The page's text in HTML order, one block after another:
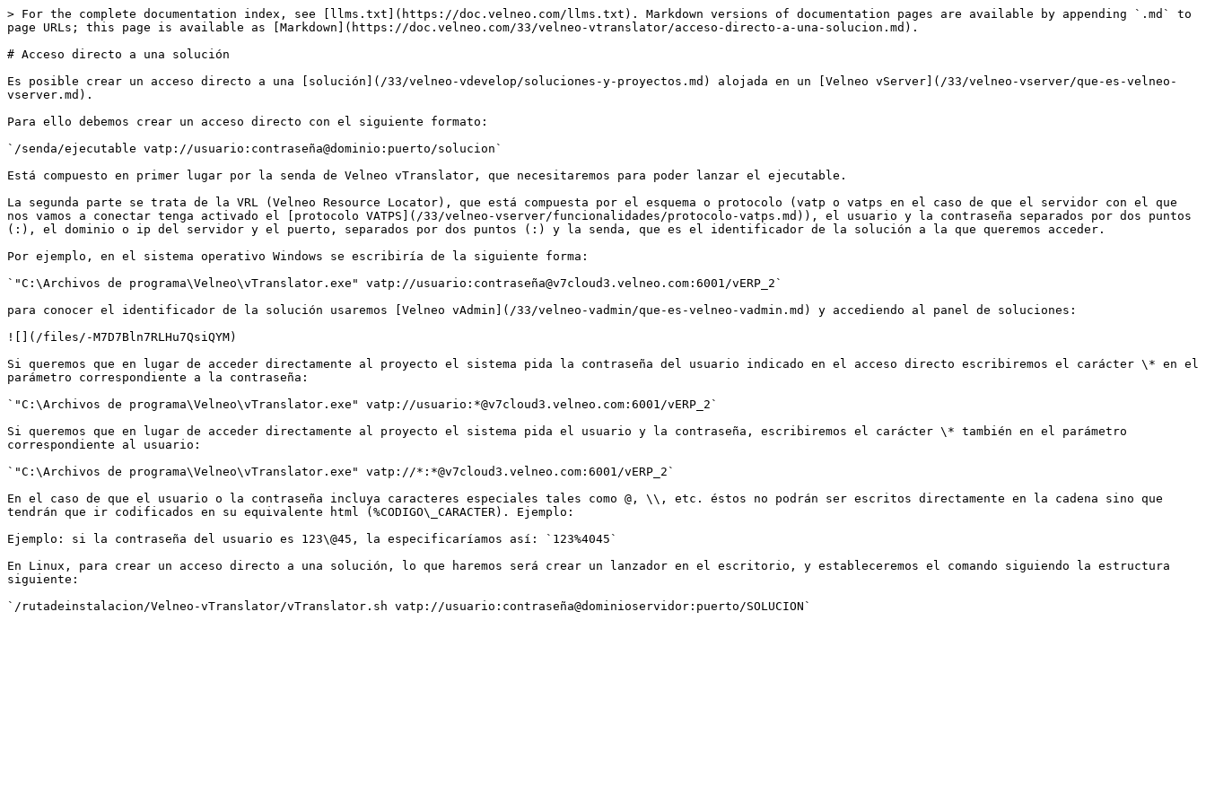
> For the complete documentation index, see [llms.txt](https://doc.velneo.com/llms.txt). Markdown versions of documentation pages are available by appending `.md` to
page URLs; this page is available as [Markdown](https://doc.velneo.com/33/velneo-vtranslator/acceso-directo-a-una-solucion.md).
# Acceso directo a una solución
Es posible crear un acceso directo a una [solución](/33/velneo-vdevelop/soluciones-y-proyectos.md) alojada en un [Velneo vServer](/33/velneo-vserver/que-es-velneo-
vserver.md).
Para ello debemos crear un acceso directo con el siguiente formato:
`/senda/ejecutable vatp://usuario:contraseña@dominio:puerto/solucion`
Está compuesto en primer lugar por la senda de Velneo vTranslator, que necesitaremos para poder lanzar el ejecutable.
La segunda parte se trata de la VRL (Velneo Resource Locator), que está compuesta por el esquema o protocolo (vatp o vatps en el caso de que el servidor con el que
nos vamos a conectar tenga activado el [protocolo VATPS](/33/velneo-vserver/funcionalidades/protocolo-vatps.md)), el usuario y la contraseña separados por dos puntos
(:), el dominio o ip del servidor y el puerto, separados por dos puntos (:) y la senda, que es el identificador de la solución a la que queremos acceder.
Por ejemplo, en el sistema operativo Windows se escribiría de la siguiente forma:
`"C:\Archivos de programa\Velneo\vTranslator.exe" vatp://usuario:contraseña@v7cloud3.velneo.com:6001/vERP_2`
para conocer el identificador de la solución usaremos [Velneo vAdmin](/33/velneo-vadmin/que-es-velneo-vadmin.md) y accediendo al panel de soluciones:
![](/files/-M7D7Bln7RLHu7QsiQYM)
Si queremos que en lugar de acceder directamente al proyecto el sistema pida la contraseña del usuario indicado en el acceso directo escribiremos el carácter \* en el
parámetro correspondiente a la contraseña:
`"C:\Archivos de programa\Velneo\vTranslator.exe" vatp://usuario:*@v7cloud3.velneo.com:6001/vERP_2`
Si queremos que en lugar de acceder directamente al proyecto el sistema pida el usuario y la contraseña, escribiremos el carácter \* también en el parámetro
correspondiente al usuario:
`"C:\Archivos de programa\Velneo\vTranslator.exe" vatp://*:*@v7cloud3.velneo.com:6001/vERP_2`
En el caso de que el usuario o la contraseña incluya caracteres especiales tales como @, \\, etc. éstos no podrán ser escritos directamente en la cadena sino que
tendrán que ir codificados en su equivalente html (%CODIGO\_CARACTER). Ejemplo:
Ejemplo: si la contraseña del usuario es 123\@45, la especificaríamos así: `123%4045`
En Linux, para crear un acceso directo a una solución, lo que haremos será crear un lanzador en el escritorio, y estableceremos el comando siguiendo la estructura
siguiente: